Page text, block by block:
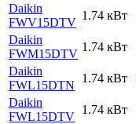
Daikin
FWV15DTV
1.74 кВт
Daikin
FWM15DTV
1.74 кВт
Daikin
FWL15DTN
1.74 кВт
Daikin
FWL15DTV
1.74 кВт